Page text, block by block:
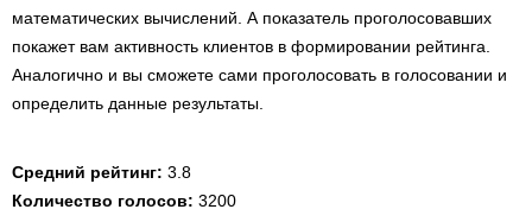
математических вычислений. А показатель проголосовавших
покажет вам активность клиентов в формировании рейтинга.
Аналогично и вы сможете сами проголосовать в голосовании и
определить данные результаты.
Средний рейтинг: 3.8
Количество голосов: 3200